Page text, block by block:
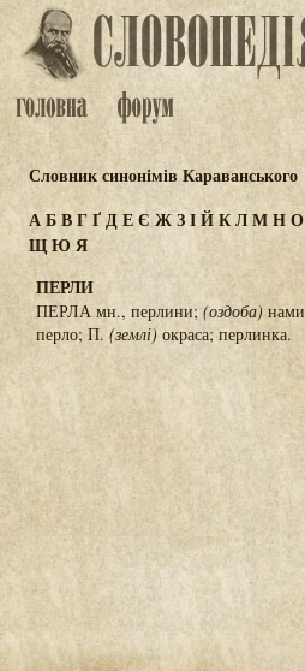
Словник синонімів Караванського
АБВГҐДЕЄ ЖЗІЙКЛМНО
ЩЮ Я
ПЕРЛИ
ПЕРЛА мн., перлини; (оздоба)
перло; П. (землі) окраса; перлинка.